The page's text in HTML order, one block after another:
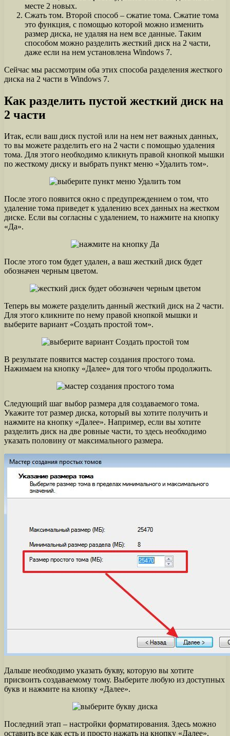
месте 2 новых.
Сжать том. Второй способ – сжатие тома. Сжатие тома
это функция, с помощью которой можно изменить
размер диска, не удаляя на нем все данные. Таким
способом можно разделить жесткий диск на 2 части,
даже если на нем установлена Windows 7.
Сейчас мы рассмотрим оба этих способа разделения жесткого
диска на 2 части в Windows 7.
Как разделить пустой жесткий диск на
2 части
Итак, если ваш диск пустой или на нем нет важных данных,
то вы можете разделить его на 2 части с помощью удаления
тома. Для этого необходимо кликнуть правой кнопкой мышки
по жесткому диску и выбрать пункт меню «Удалить том».
После этого появится окно с предупреждением о том, что
удаление тома приведет к удалению всех данных на жестком
диске. Если вы согласны с удалением, то нажмите на кнопку
«Да».
После этого том будет удален, а ваш жесткий диск будет
обозначен черным цветом.
Теперь вы можете разделить данный жесткий диск на 2 части.
Для этого кликните по нему правой кнопкой мышки и
выберите вариант «Создать простой том».
В результате появится мастер создания простого тома.
Нажимаем на кнопку «Далее» для того чтобы продолжить.
Следующий шаг выбор размера для создаваемого тома.
Укажите тот размер диска, который вы хотите получить и
нажмите на кнопку «Далее». Например, если вы хотите
разделить диск на две ровные части, то здесь необходимо
указать половину от максимального размера.
Дальше необходимо указать букву, которую вы хотите
присвоить создаваемому тому. Выберите любую из доступных
букв и нажмите на кнопку «Далее».
Последний этап – настройки форматирования. Здесь можно
оставить все как есть и просто нажать на кнопку «Далее».